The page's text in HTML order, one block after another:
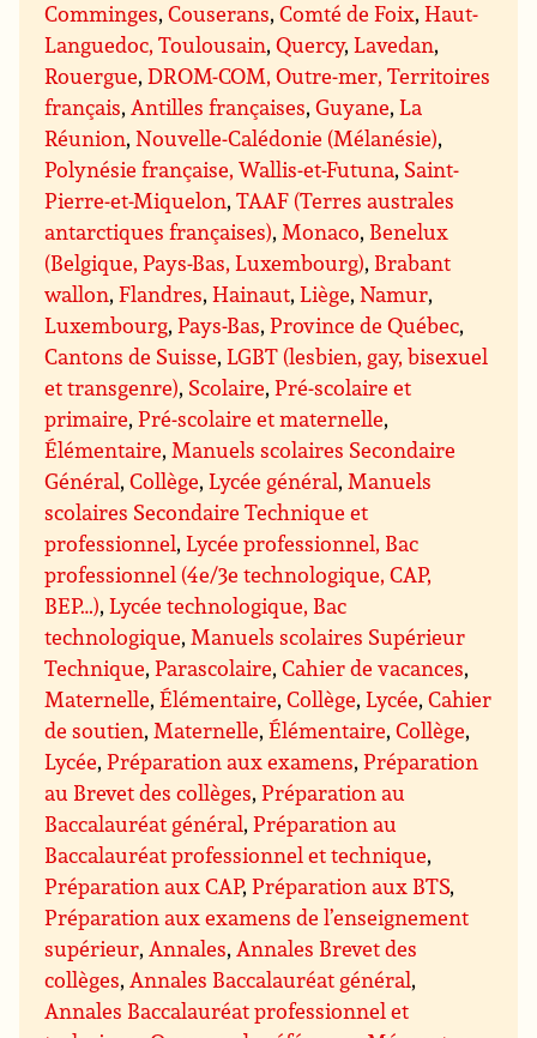
Comminges,Couserans,Comté de Foix,Haut-
Languedoc, Toulousain,Quercy,Lavedan,
Rouergue,DROM-COM, Outre-mer, Territoires
français, Antilles françaises,Guyane,La
Réunion,Nouvelle-Calédonie (Mélanésie),
Polynésie française, Wallis-et-Futuna, Saint-
Pierre-et-Miquelon,TAAF (Terres australes
antarctiques françaises), Monaco, Benelux
(Belgique, Pays-Bas, Luxembourg), Brabant
wallon,Flandres,Hainaut,Liège,Namur,
Luxembourg,Pays-Bas,Province de Québec,
Cantons de Suisse,LGBT (lesbien, gay, bisexuel
et transgenre), Scolaire,Pré-scolaire et
primaire,Pré-scolaire et maternelle,
Élémentaire, Manuels scolaires Secondaire
Général,Collège,Lycée général, Manuels
scolaires Secondaire Technique et
professionnel,Lycée professionnel, Bac
professionnel (4e/3e technologique, CAP,
BEP…),Lycée technologique, Bac
technologique, Manuels scolaires Supérieur
Technique,Parascolaire,Cahier de vacances,
Maternelle,Élémentaire,Collège,Lycée,Cahier
de soutien, Maternelle,Élémentaire,Collège,
Lycée,Préparation aux examens,Préparation
au Brevet des collèges,Préparation au
Baccalauréat général,Préparation au
Baccalauréat professionnel et technique,
Préparation aux CAP,Préparation aux BTS,
Préparation aux examens de l’enseignement
supérieur, Annales, Annales Brevet des
collèges, Annales Baccalauréat général,
Annales Baccalauréat professionnel et